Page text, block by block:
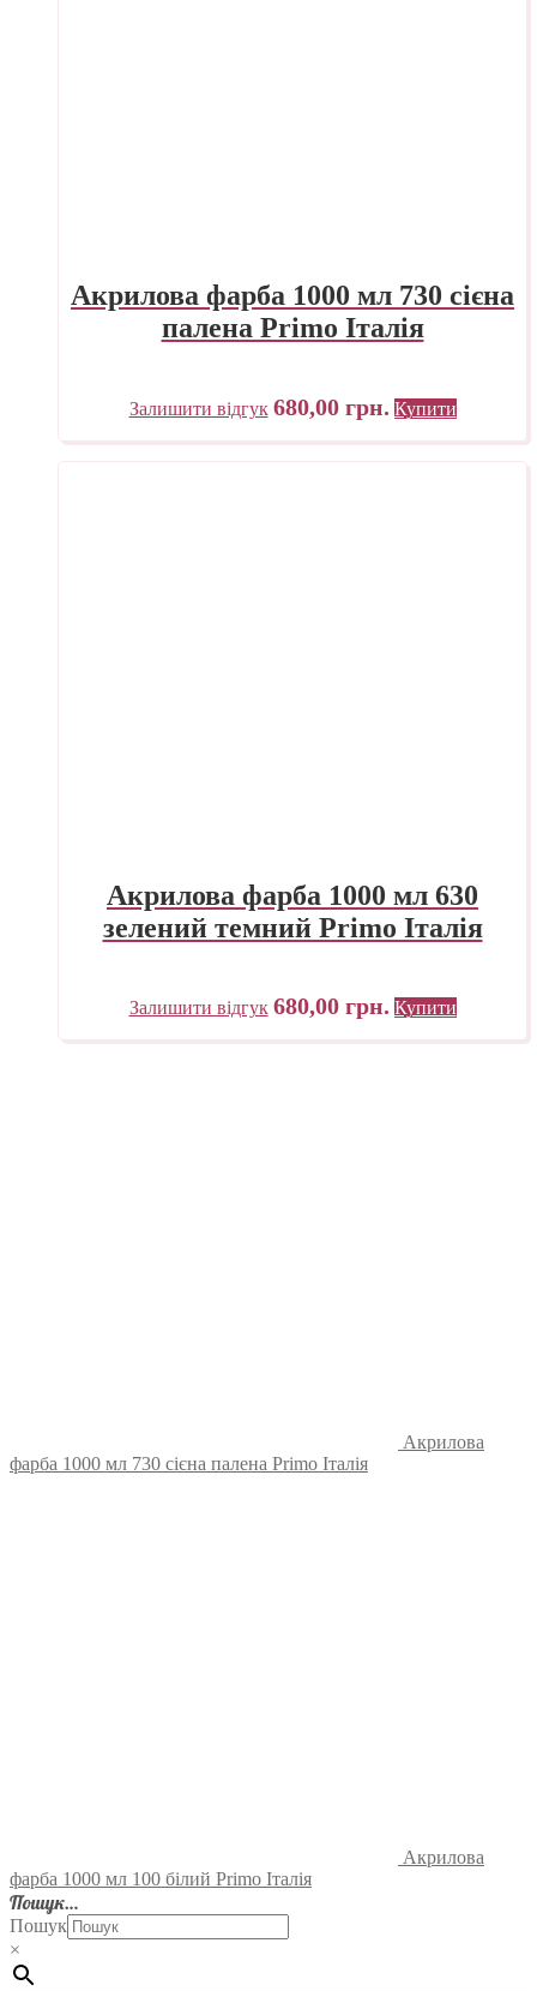
Акрилова фарба 1000 мл 730 сієна
палена Primo Італія
Залишити відгук 680,00 грн. Купити
Акрилова фарба 1000 мл 630
зелений темний Primo Італія
Залишити відгук 680,00 грн. Купити
Акрилова
фарба 1000 мл 730 сієна палена Primo Італія
Акрилова
фарба 1000 мл 100 білий Primo Італія
Пошук…
Пошук
×